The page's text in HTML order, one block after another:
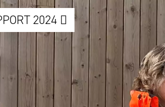
2024